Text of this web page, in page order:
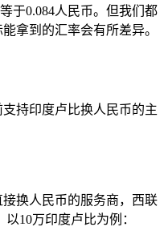
于0.084人民币。但我们都
拿到的汇率会有所差异。
持印度卢比换人民币的主
换人民币的服务商，西联
10万印度卢比为例：